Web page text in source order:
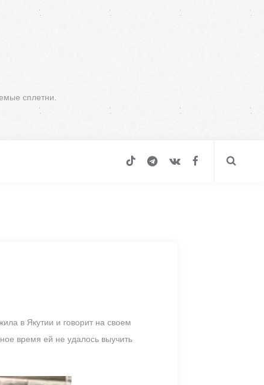
сплетни.
в Якутии и говорит на своем
время ей не удалось выучить